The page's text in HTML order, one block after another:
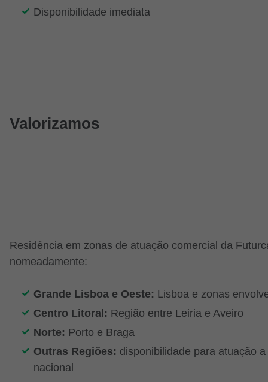
Disponibilidade imediata
Valorizamos
Residência em zonas de atuação comercial da
nomeadamente:
Grande Lisboa e Oeste: Lisboa e zonas
Centro Litoral: Região entre Leiria e Aveiro
Norte: Porto e Braga
Outras Regiões: disponibilidade para atuação
nacional